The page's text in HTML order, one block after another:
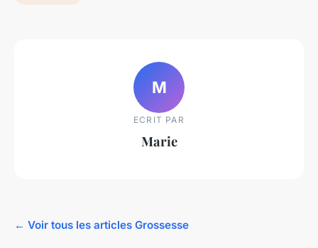
M
ECRIT PAR
Marie
← Voir tous les articles Grossesse